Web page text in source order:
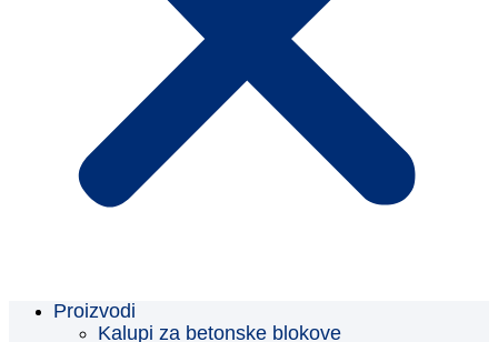
Proizvodi
Kalupi za betonske blokove